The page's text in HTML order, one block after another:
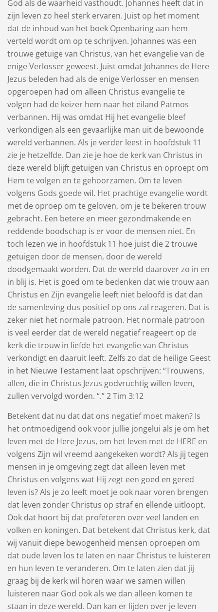
God als de waarheid vasthoudt. Johannes heeft dat in
zijn leven zo heel sterk ervaren. Juist op het moment
dat de inhoud van het boek Openbaring aan hem
verteld wordt om op te schrijven. Johannes was een
trouwe getuige van Christus, van het evangelie van de
enige Verlosser geweest. Juist omdat Johannes de Here
Jezus beleden had als de enige Verlosser en mensen
opgeroepen had om alleen Christus evangelie te
volgen had de keizer hem naar het eiland Patmos
verbannen. Hij was omdat Hij het evangelie bleef
verkondigen als een gevaarlijke man uit de bewoonde
wereld verbannen. Als je verder leest in hoofdstuk 11
zie je hetzelfde. Dan zie je hoe de kerk van Christus in
deze wereld blijft getuigen van Christus en oproept om
Hem te volgen en te gehoorzamen. Om te leven
volgens Gods goede wil. Het prachtige evangelie wordt
met de oproep om te geloven, om je te bekeren trouw
gebracht. Een betere en meer gezondmakende en
reddende boodschap is er voor de mensen niet. En
toch lezen we in hoofdstuk 11 hoe juist die 2 trouwe
getuigen door de mensen, door de wereld
doodgemaakt worden. Dat de wereld daarover zo in en
in blij is. Het is goed om te bedenken dat wie trouw aan
Christus en Zijn evangelie leeft niet beloofd is dat dan
de samenleving dus positief op ons zal reageren. Dat is
zeker niet het normale patroon. Het normale patroon
is veel eerder dat de wereld negatief reageert op de
kerk die trouw in liefde het evangelie van Christus
verkondigt en daaruit leeft. Zelfs zo dat de heilige Geest
in het Nieuwe Testament laat opschrijven: “Trouwens,
allen, die in ​Christus​ ​Jezus​ godvruchtig willen leven,
zullen vervolgd worden. “.” 2 Tim 3:12
Betekent dat nu dat dat ons negatief moet maken? Is
het ontmoedigend ook voor jullie jongelui als je om het
leven met de Here Jezus, om het leven met de HERE en
volgens Zijn wil vreemd aangekeken wordt? Als jij tegen
mensen in je omgeving zegt dat alleen leven met
Christus en volgens wat Hij zegt een goed en gered
leven is? Als je zo leeft moet je ook naar voren brengen
dat leven zonder Christus op straf en ellende uitloopt.
Ook dat hoort bij dat profeteren over veel landen en
volken en koningen. Dat betekent dat Christus kerk, dat
wij vanuit diepe bewogenheid mensen oproepen om
dat oude leven los te laten en naar Christus te luisteren
en hun leven te veranderen. Om te laten zien dat jij
graag bij de kerk wil horen waar we samen willen
luisteren naar God ook als we dan alleen komen te
staan in deze wereld. Dan kan er lijden over je leven